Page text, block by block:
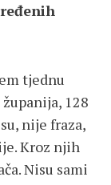
tjednu
128
nije fraza,
Kroz njih
Nisu sami